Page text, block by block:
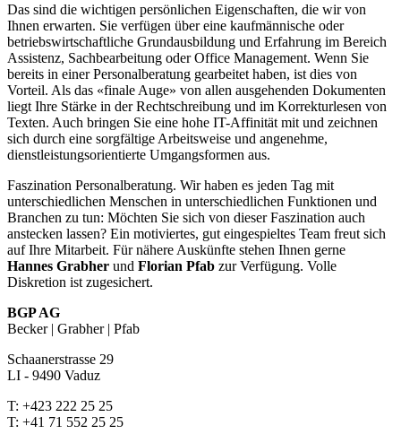
Das sind die wichtigen persönlichen Eigenschaften, die wir von
Ihnen erwarten. Sie verfügen über eine kaufmännische oder
betriebswirtschaftliche Grundausbildung und Erfahrung im Bereich
Assistenz, Sachbearbeitung oder Office Management. Wenn Sie
bereits in einer Personalberatung gearbeitet haben, ist dies von
Vorteil. Als das «finale Auge» von allen ausgehenden Dokumenten
liegt Ihre Stärke in der Rechtschreibung und im Korrekturlesen von
Texten. Auch bringen Sie eine hohe IT-Affinität mit und zeichnen
sich durch eine sorgfältige Arbeitsweise und angenehme,
dienstleistungsorientierte Umgangsformen aus.
Faszination Personalberatung. Wir haben es jeden Tag mit
unterschiedlichen Menschen in unterschiedlichen Funktionen und
Branchen zu tun: Möchten Sie sich von dieser Faszination auch
anstecken lassen? Ein motiviertes, gut eingespieltes Team freut sich
auf Ihre Mitarbeit. Für nähere Auskünfte stehen Ihnen gerne
Hannes Grabher und Florian Pfab zur Verfügung. Volle
Diskretion ist zugesichert.
BGP AG
Becker | Grabher | Pfab
Schaanerstrasse 29
LI - 9490 Vaduz
T: +423 222 25 25
T: +41 71 552 25 25